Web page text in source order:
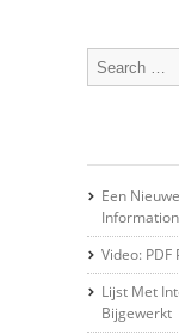
Een
Video: PDF
Lijst Met
Bijgewerkt